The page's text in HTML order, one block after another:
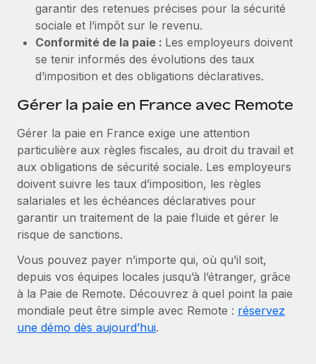
garantir des retenues précises pour la sécurité
sociale et l’impôt sur le revenu.
Conformité de la paie : Les employeurs doivent
se tenir informés des évolutions des taux
d’imposition et des obligations déclaratives.
Gérer la paie en France avec Remote
Gérer la paie en France exige une attention
particulière aux règles fiscales, au droit du travail et
aux obligations de sécurité sociale. Les employeurs
doivent suivre les taux d’imposition, les règles
salariales et les échéances déclaratives pour
garantir un traitement de la paie fluide et gérer le
risque de sanctions.
Vous pouvez payer n’importe qui, où qu’il soit,
depuis vos équipes locales jusqu’à l’étranger, grâce
à la Paie de Remote. Découvrez à quel point la paie
mondiale peut être simple avec Remote : réservez
une démo dès aujourd’hui.